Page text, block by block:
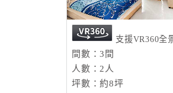
節能減碳愛地球已成為生
所需要的生活用品，環
支援VR360全
間數：3間
人數：2人
坪數：約8坪